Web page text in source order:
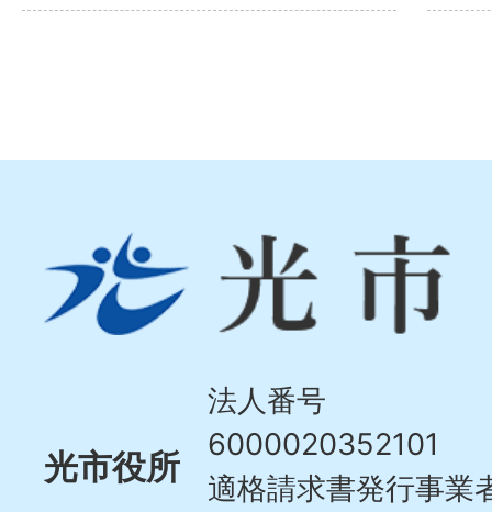
市
Hikari
光市役所
法人番号
6000020352101
適格請求書発行事業